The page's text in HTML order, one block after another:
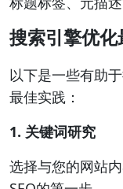
搜索引擎优
以下是一些有助
最佳实践：
1. 关键词研究
选择与您的网站